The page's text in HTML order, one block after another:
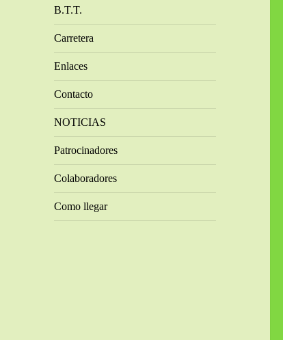
B.T.T.
Carretera
Enlaces
Contacto
NOTICIAS
Patrocinadores
Colaboradores
Como llegar